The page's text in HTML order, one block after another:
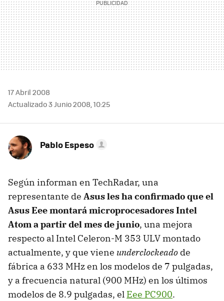
17 Abril 2008
Actualizado 3 Junio 2008, 10:25
Pablo Espeso
Según informan en TechRadar, una
representante de Asus les ha confirmado que el
Asus Eee montará microprocesadores Intel
Atom a partir del mes de junio, una mejora
respecto al Intel Celeron-M 353 ULV montado
actualmente, y que viene underclockeado de
fábrica a 633 MHz en los modelos de 7 pulgadas,
y a frecuencia natural (900 MHz) en los últimos
modelos de 8.9 pulgadas, el Eee PC900.